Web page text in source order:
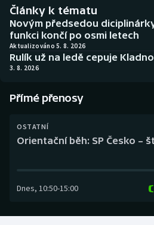
Baseball a softbal
Basketbal
Biatlon
Boby a skeleton
Box
Dostihy
Florbal
Soutěže
Historické návraty
Aplikace ČT sport
AZ kvíz
Články k tématu
Novým předsedou
funkci končí po osmi letech
Aktualizováno 5. 8. 2026
Rulík už na ledě cepuje
3. 8. 2026
Přímé přenosy
OSTATNÍ
Orientační běh: SP Česko –
Dnes, 10:50-15:00